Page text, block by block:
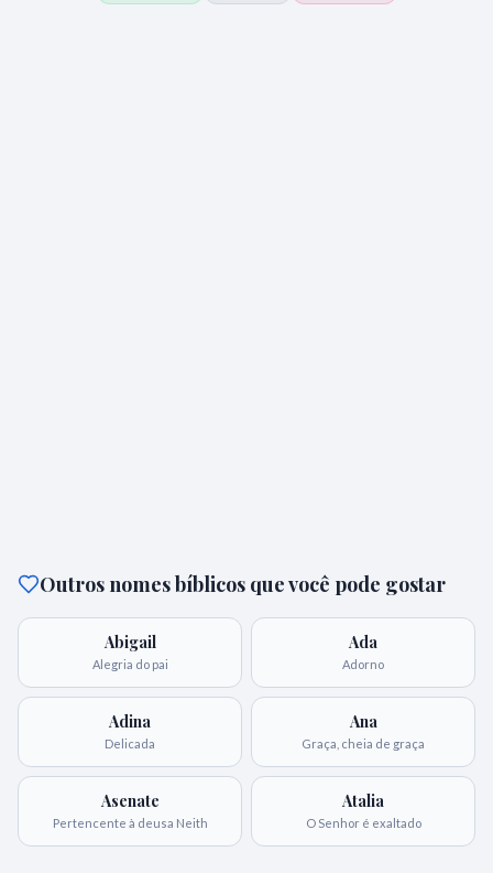
Outros nomes bíblicos que você pode gostar
Abigail
Alegria do pai
Ada
Adorno
Adina
Delicada
Ana
Graça, cheia de graça
Asenate
Pertencente à deusa Neith
Atalia
O Senhor é exaltado